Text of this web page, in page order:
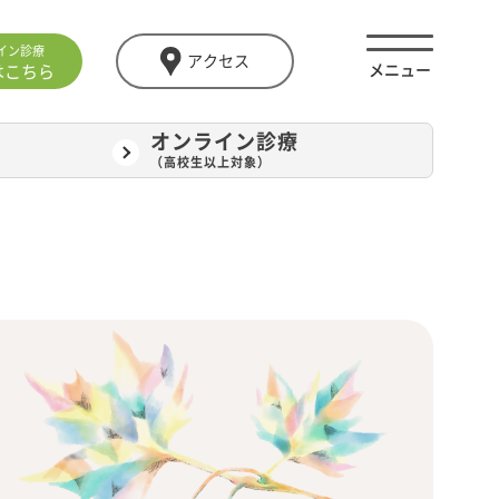
ン診療
ちら
アクセス
オンライン診療
（高校生以上対象）